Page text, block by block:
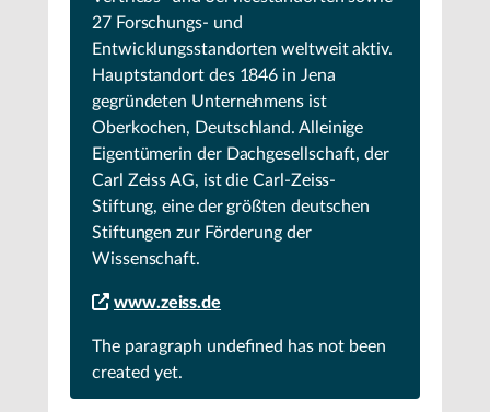
27 Forschungs- und
Entwicklungsstandorten weltweit aktiv.
Hauptstandort des 1846 in Jena
gegründeten Unternehmens ist
Oberkochen, Deutschland. Alleinige
Eigentümerin der Dachgesellschaft, der
Carl Zeiss AG, ist die Carl-Zeiss-
Stiftung, eine der größten deutschen
Stiftungen zur Förderung der
Wissenschaft.
www.zeiss.de
The paragraph undefined has not been
created yet.